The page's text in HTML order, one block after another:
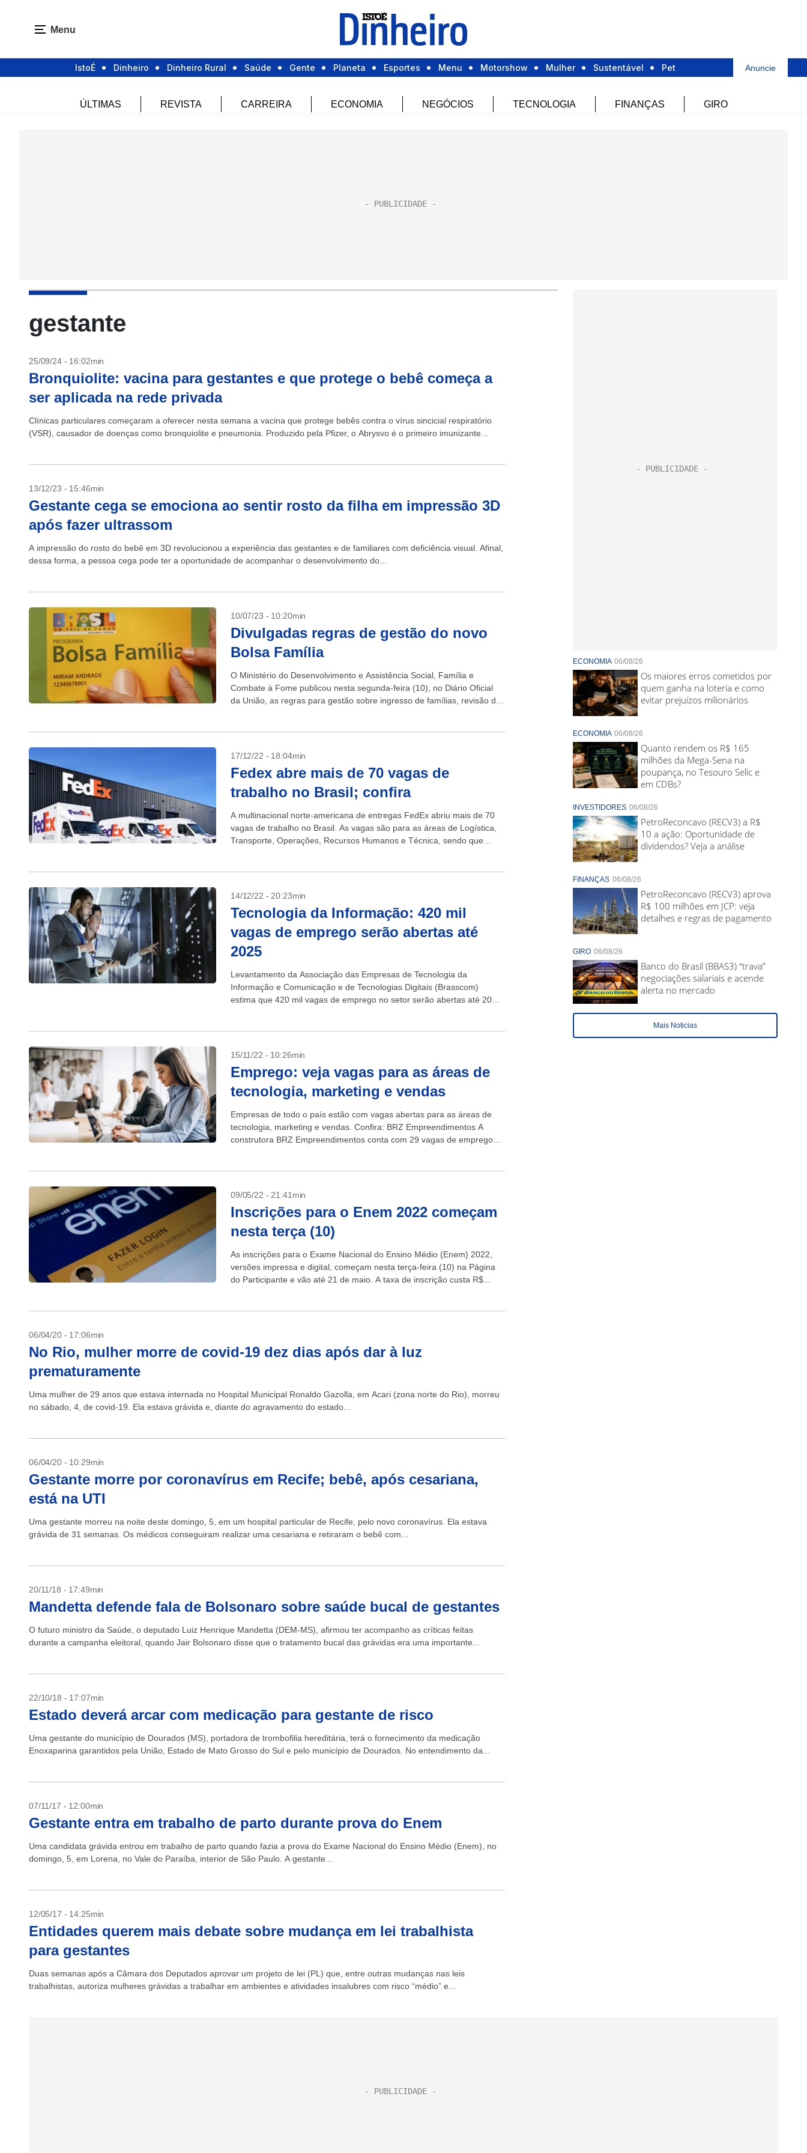
Menu
IstoÉ Dinheiro Dinheiro Rural Saúde Gente Planeta Esportes Menu Motorshow Mulher Sustentável Pet Anuncie
ÚLTIMAS REVISTA CARREIRA ECONOMIA NEGÓCIOS TECNOLOGIA FINANÇAS GIRO
gestante
25/09/24 - 16:02min
Bronquiolite: vacina para gestantes e que protege o bebê começa a
ser aplicada na rede privada
Clínicas particulares começaram a oferecer nesta semana a vacina que protege bebês contra o vírus sincicial respiratório
(VSR), causador de doenças como bronquiolite e pneumonia. Produzido pela Pfizer, o Abrysvo é o primeiro imunizante...
13/12/23 - 15:46min
Gestante cega se emociona ao sentir rosto da filha em impressão 3D
após fazer ultrassom
A impressão do rosto do bebê em 3D revolucionou a experiência das gestantes e de familiares com deficiência visual. Afinal,
dessa forma, a pessoa cega pode ter a oportunidade de acompanhar o desenvolvimento do...
10/07/23 - 10:20min
Divulgadas regras de gestão do novo
Bolsa Família
O Ministério do Desenvolvimento e Assistência Social, Família e
Combate à Fome publicou nesta segunda-feira (10), no Diário Oficial
da União, as regras para gestão sobre ingresso de famílias, revisão de
17/12/22 - 18:04min
Fedex abre mais de 70 vagas de
trabalho no Brasil; confira
A multinacional norte-americana de entregas FedEx abriu mais de 70
vagas de trabalho no Brasil. As vagas são para as áreas de Logística,
Transporte, Operações, Recursos Humanos e Técnica, sendo que
14/12/22 - 20:23min
Tecnologia da Informação: 420 mil
vagas de emprego serão abertas até
2025
Levantamento da Associação das Empresas de Tecnologia da
Informação e Comunicação e de Tecnologias Digitais (Brasscom)
estima que 420 mil vagas de emprego no setor serão abertas até 2025.
15/11/22 - 10:26min
Emprego: veja vagas para as áreas de
tecnologia, marketing e vendas
Empresas de todo o país estão com vagas abertas para as áreas de
tecnologia, marketing e vendas. Confira: BRZ Empreendimentos A
construtora BRZ Empreendimentos conta com 29 vagas de emprego
09/05/22 - 21:41min
Inscrições para o Enem 2022 começam
nesta terça (10)
As inscrições para o Exame Nacional do Ensino Médio (Enem) 2022,
versões impressa e digital, começam nesta terça-feira (10) na Página
do Participante e vão até 21 de maio. A taxa de inscrição custa R$...
06/04/20 - 17:06min
No Rio, mulher morre de covid-19 dez dias após dar à luz
prematuramente
Uma mulher de 29 anos que estava internada no Hospital Municipal Ronaldo Gazolla, em Acari (zona norte do Rio), morreu
no sábado, 4, de covid-19. Ela estava grávida e, diante do agravamento do estado...
06/04/20 - 10:29min
Gestante morre por coronavírus em Recife; bebê, após cesariana,
está na UTI
Uma gestante morreu na noite deste domingo, 5, em um hospital particular de Recife, pelo novo coronavírus. Ela estava
grávida de 31 semanas. Os médicos conseguiram realizar uma cesariana e retiraram o bebê com...
20/11/18 - 17:49min
Mandetta defende fala de Bolsonaro sobre saúde bucal de gestantes
O futuro ministro da Saúde, o deputado Luiz Henrique Mandetta (DEM-MS), afirmou ter acompanho as críticas feitas
durante a campanha eleitoral, quando Jair Bolsonaro disse que o tratamento bucal das grávidas era uma importante...
22/10/18 - 17:07min
Estado deverá arcar com medicação para gestante de risco
Uma gestante do município de Dourados (MS), portadora de trombofilia hereditária, terá o fornecimento da medicação
Enoxaparina garantidos pela União, Estado de Mato Grosso do Sul e pelo município de Dourados. No entendimento da...
07/11/17 - 12:00min
Gestante entra em trabalho de parto durante prova do Enem
Uma candidata grávida entrou em trabalho de parto quando fazia a prova do Exame Nacional do Ensino Médio (Enem), no
domingo, 5, em Lorena, no Vale do Paraíba, interior de São Paulo. A gestante...
12/05/17 - 14:25min
Entidades querem mais debate sobre mudança em lei trabalhista
para gestantes
Duas semanas após a Câmara dos Deputados aprovar um projeto de lei (PL) que, entre outras mudanças nas leis
trabalhistas, autoriza mulheres grávidas a trabalhar em ambientes e atividades insalubres com risco “médio” e...
ECONOMIA 06/08/26
Os maiores erros cometidos por
quem ganha na loteria e como
evitar prejuízos milionários
ECONOMIA 06/08/26
Quanto rendem os R$ 165
milhões da Mega-Sena na
poupança, no Tesouro Selic e
em CDBs?
INVESTIDORES 06/08/26
PetroReconcavo (RECV3) a R$
10 a ação: Oportunidade de
dividendos? Veja a análise
FINANÇAS 06/08/26
PetroReconcavo (RECV3) aprova
R$ 100 milhões em JCP: veja
detalhes e regras de pagamento
GIRO 06/08/26
Banco do Brasil (BBAS3) “trava”
negociações salariais e acende
alerta no mercado
Mais Noticias